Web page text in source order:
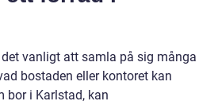
vanligt att samla på sig många
bostaden eller kontoret kan
bor i Karlstad, kan